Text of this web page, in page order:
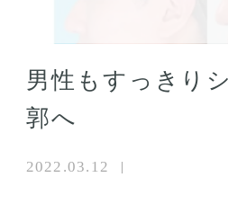
男性もすっきり
郭へ
2022.03.12